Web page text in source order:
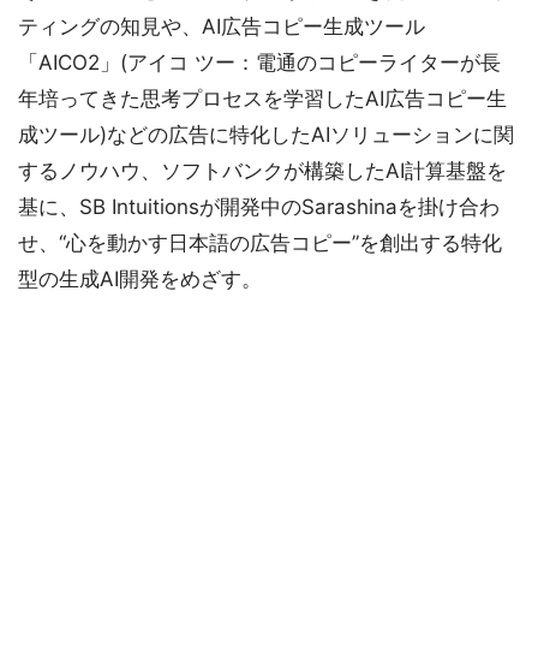
ティングの知見や、AI広告コピー生成ツール
「AICO2」(アイコ ツー：電通のコピーライターが長
年培ってきた思考プロセスを学習したAI広告コピー生
成ツール)などの広告に特化したAIソリューションに関
するノウハウ、ソフトバンクが構築したAI計算基盤を
基に、SB Intuitionsが開発中のSarashinaを掛け合わ
せ、“心を動かす日本語の広告コピー”を創出する特化
型の生成AI開発をめざす。